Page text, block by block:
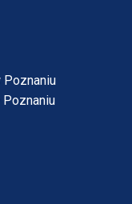
Poznaniu